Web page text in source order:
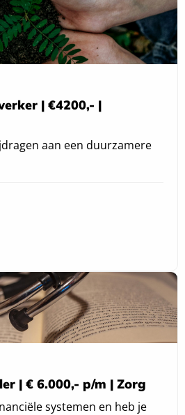
| €4200,- |
aan een duurzamere
| € 6.000,- p/m | Zorg
systemen en heb je